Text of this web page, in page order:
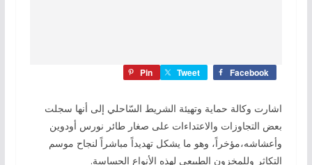
Facebook
Tweet
Pin
اشارت وكالة حماية وتهيئة الشريط السّاحلي إلى أنها سجلت
بعض التجاوزات والاعتداءات على صغار طائر نورس أودوين
وأعشاشه،مؤخراً، وهو ما يشكل تهديداً مباشراً لنجاح موسم
التكاثر وللمخزون الطبيعي لهذه الأنواع الحساسة.